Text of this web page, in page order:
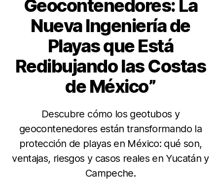
Geocontenedores: La
Nueva Ingeniería de
Playas que Está
Redibujando las Costas
de México”
Descubre cómo los geotubos y
geocontenedores están transformando la
protección de playas en México: qué son,
ventajas, riesgos y casos reales en Yucatán y
Campeche.